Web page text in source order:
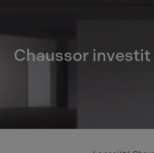
Chaussor